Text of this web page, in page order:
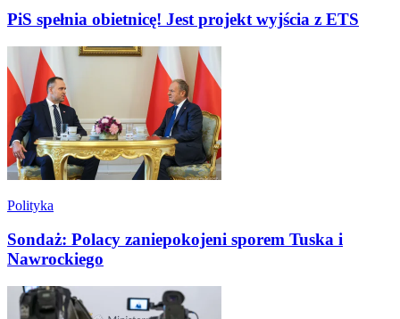
PiS spełnia obietnicę! Jest projekt wyjścia z ETS
Polityka
Sondaż: Polacy zaniepokojeni sporem Tuska i
Nawrockiego